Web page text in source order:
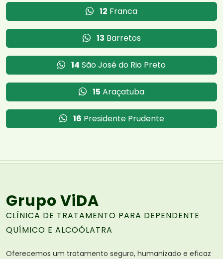
12 Franca
13 Barretos
14 São José do Rio Preto
15 Araçatuba
16 Presidente Prudente
Grupo ViDA
CLÍNICA DE TRATAMENTO PARA DEPENDENTE
QUÍMICO E ALCOÓLATRA
Oferecemos um tratamento seguro, humanizado e eficaz